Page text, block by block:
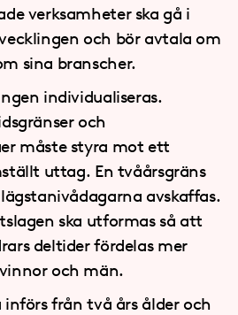
verksamheter ska gå i
och bör avtala om
sina branscher.
individualiseras.
och
måste styra mot ett
uttag. En tvåårsgräns
avskaffas.
ska utformas så att
deltider fördelas mer
och män.
från två års ålder och